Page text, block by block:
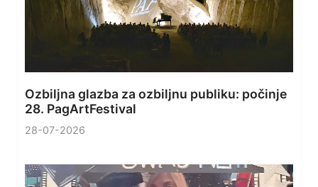
Ozbiljna glazba za ozbiljnu publiku: počinje
28. PagArtFestival
28-07-2026